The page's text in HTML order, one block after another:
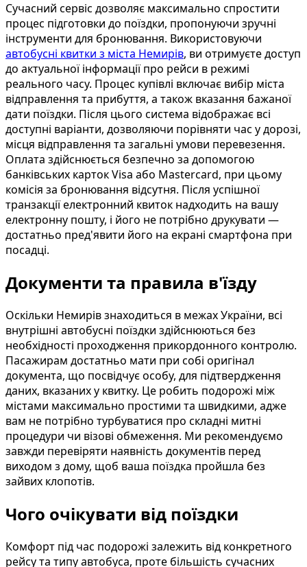
Сучасний сервіс дозволяє максимально спростити
процес підготовки до поїздки, пропонуючи зручні
інструменти для бронювання. Використовуючи
автобусні квитки з міста Немирів, ви отримуєте доступ
до актуальної інформації про рейси в режимі
реального часу. Процес купівлі включає вибір міста
відправлення та прибуття, а також вказання бажаної
дати поїздки. Після цього система відображає всі
доступні варіанти, дозволяючи порівняти час у дорозі,
місця відправлення та загальні умови перевезення.
Оплата здійснюється безпечно за допомогою
банківських карток Visa або Mastercard, при цьому
комісія за бронювання відсутня. Після успішної
транзакції електронний квиток надходить на вашу
електронну пошту, і його не потрібно друкувати —
достатньо пред'явити його на екрані смартфона при
посадці.
Документи та правила в'їзду
Оскільки Немирів знаходиться в межах України, всі
внутрішні автобусні поїздки здійснюються без
необхідності проходження прикордонного контролю.
Пасажирам достатньо мати при собі оригінал
документа, що посвідчує особу, для підтвердження
даних, вказаних у квитку. Це робить подорожі між
містами максимально простими та швидкими, адже
вам не потрібно турбуватися про складні митні
процедури чи візові обмеження. Ми рекомендуємо
завжди перевіряти наявність документів перед
виходом з дому, щоб ваша поїздка пройшла без
зайвих клопотів.
Чого очікувати від поїздки
Комфорт під час подорожі залежить від конкретного
рейсу та типу автобуса, проте більшість сучасних